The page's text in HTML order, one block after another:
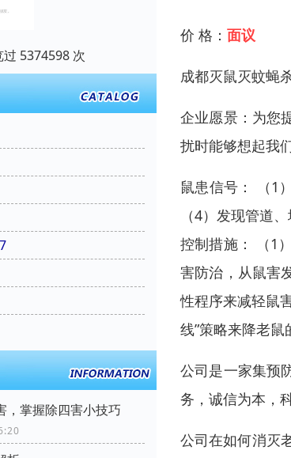
5374598 次
，掌握除四害小技巧
价 格： 面议
成都灭鼠灭蚊蝇
企业愿景：为您
扰时能够想起我
鼠患信号： （1
（4）发现管道
控制措施： （1
害防治，从鼠害
性程序来减轻鼠
线”策略来降老鼠
公司是一家集预
务，诚信为本，
公司在如何消灭